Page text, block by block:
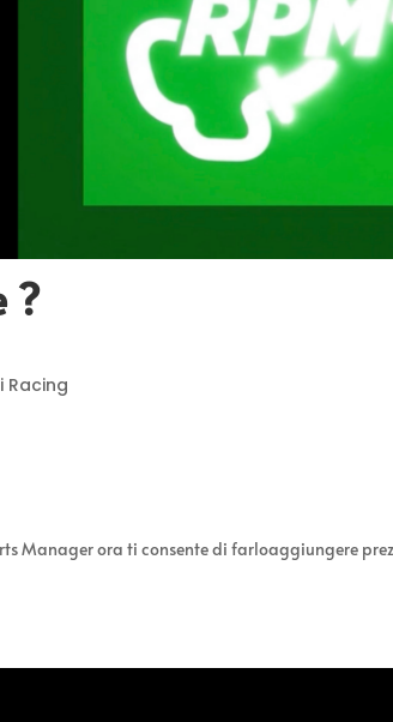
?
Racing
Manager ora ti consente di farloaggiungere